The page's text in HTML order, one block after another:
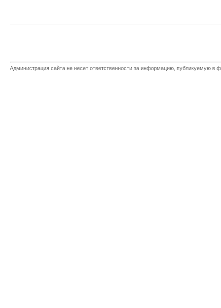
Администрация сайта не несет ответственности за информацию, публикуемую